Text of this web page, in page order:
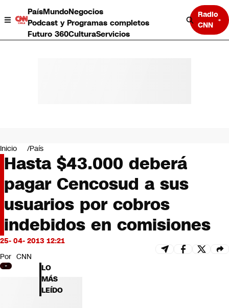
PaísMundoNegocios
Podcast y Programas completos
Futuro 360CulturaServicios
Radio
CNN
Negocios
Deportes
Programas completos
Cultura
Servicios
Bits
CNN tiempo
Futuro 360
Inicio País
Hasta $43.000 deberá
pagar Cencosud a sus
usuarios por cobros
indebidos en comisiones
25- 04- 2013 12:21
Por CNN
LO
MÁS
LEÍDO